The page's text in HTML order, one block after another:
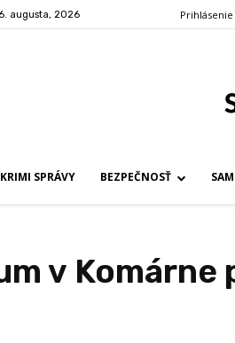
augusta, 2026
KRIMI SPRÁVY BEZPEČNOSŤ
v Komárne